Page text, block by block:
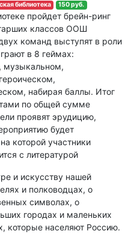
библиотека 150 руб.
пройдет брейн-ринг
классов ООШ
команд выступят в роли
в 8 геймах:
музыкальном,
набирая баллы. Итог
по общей сумме
проявят эрудицию,
будет
которой участники
с литературой
и искусству нашей
и полководцах, о
символах, о
городах и маленьких
которые населяют Россию.